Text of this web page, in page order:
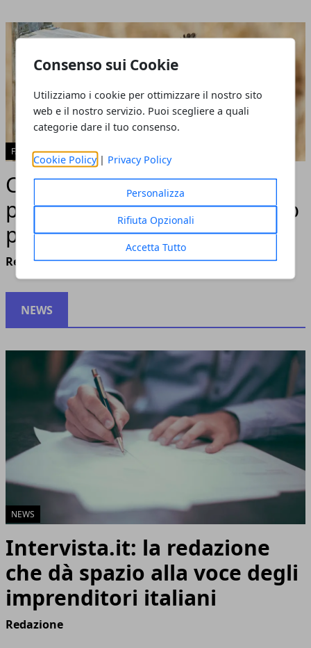
Consenso sui Cookie
Utilizziamo i cookie per ottimizzare il nostro sito
web e il nostro servizio. Puoi scegliere a quali
categorie dare il tuo consenso.
Cookie Policy | Privacy Policy
Personalizza
Rifiuta Opzionali
Accetta Tutto
FAI DA TE
Come costruire una casetta
per gli uccelli: un riparo sicuro
per osservarli da vicino
Redazione
NEWS
NEWS
Intervista.it: la redazione
che dà spazio alla voce degli
imprenditori italiani
Redazione